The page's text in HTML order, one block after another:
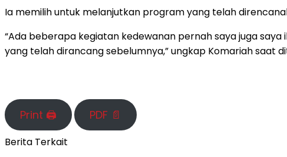
Ia memilih untuk melanjutkan program yang telah
“Ada beberapa kegiatan kedewanan pernah saya juga
yang telah dirancang sebelumnya,” ungkap Komariah saat
Print 🖨 PDF 📄
Berita Terkait